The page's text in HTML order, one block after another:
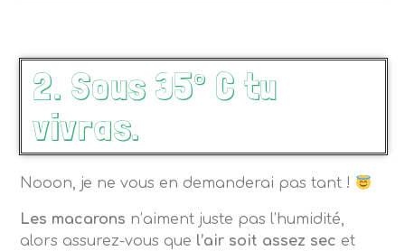
2. Sous 35° C tu
vivras.
Nooon, je ne vous en demanderai pas tant !
Les macarons n’aiment juste pas l’humidité,
alors assurez-vous que l’air soit assez sec et